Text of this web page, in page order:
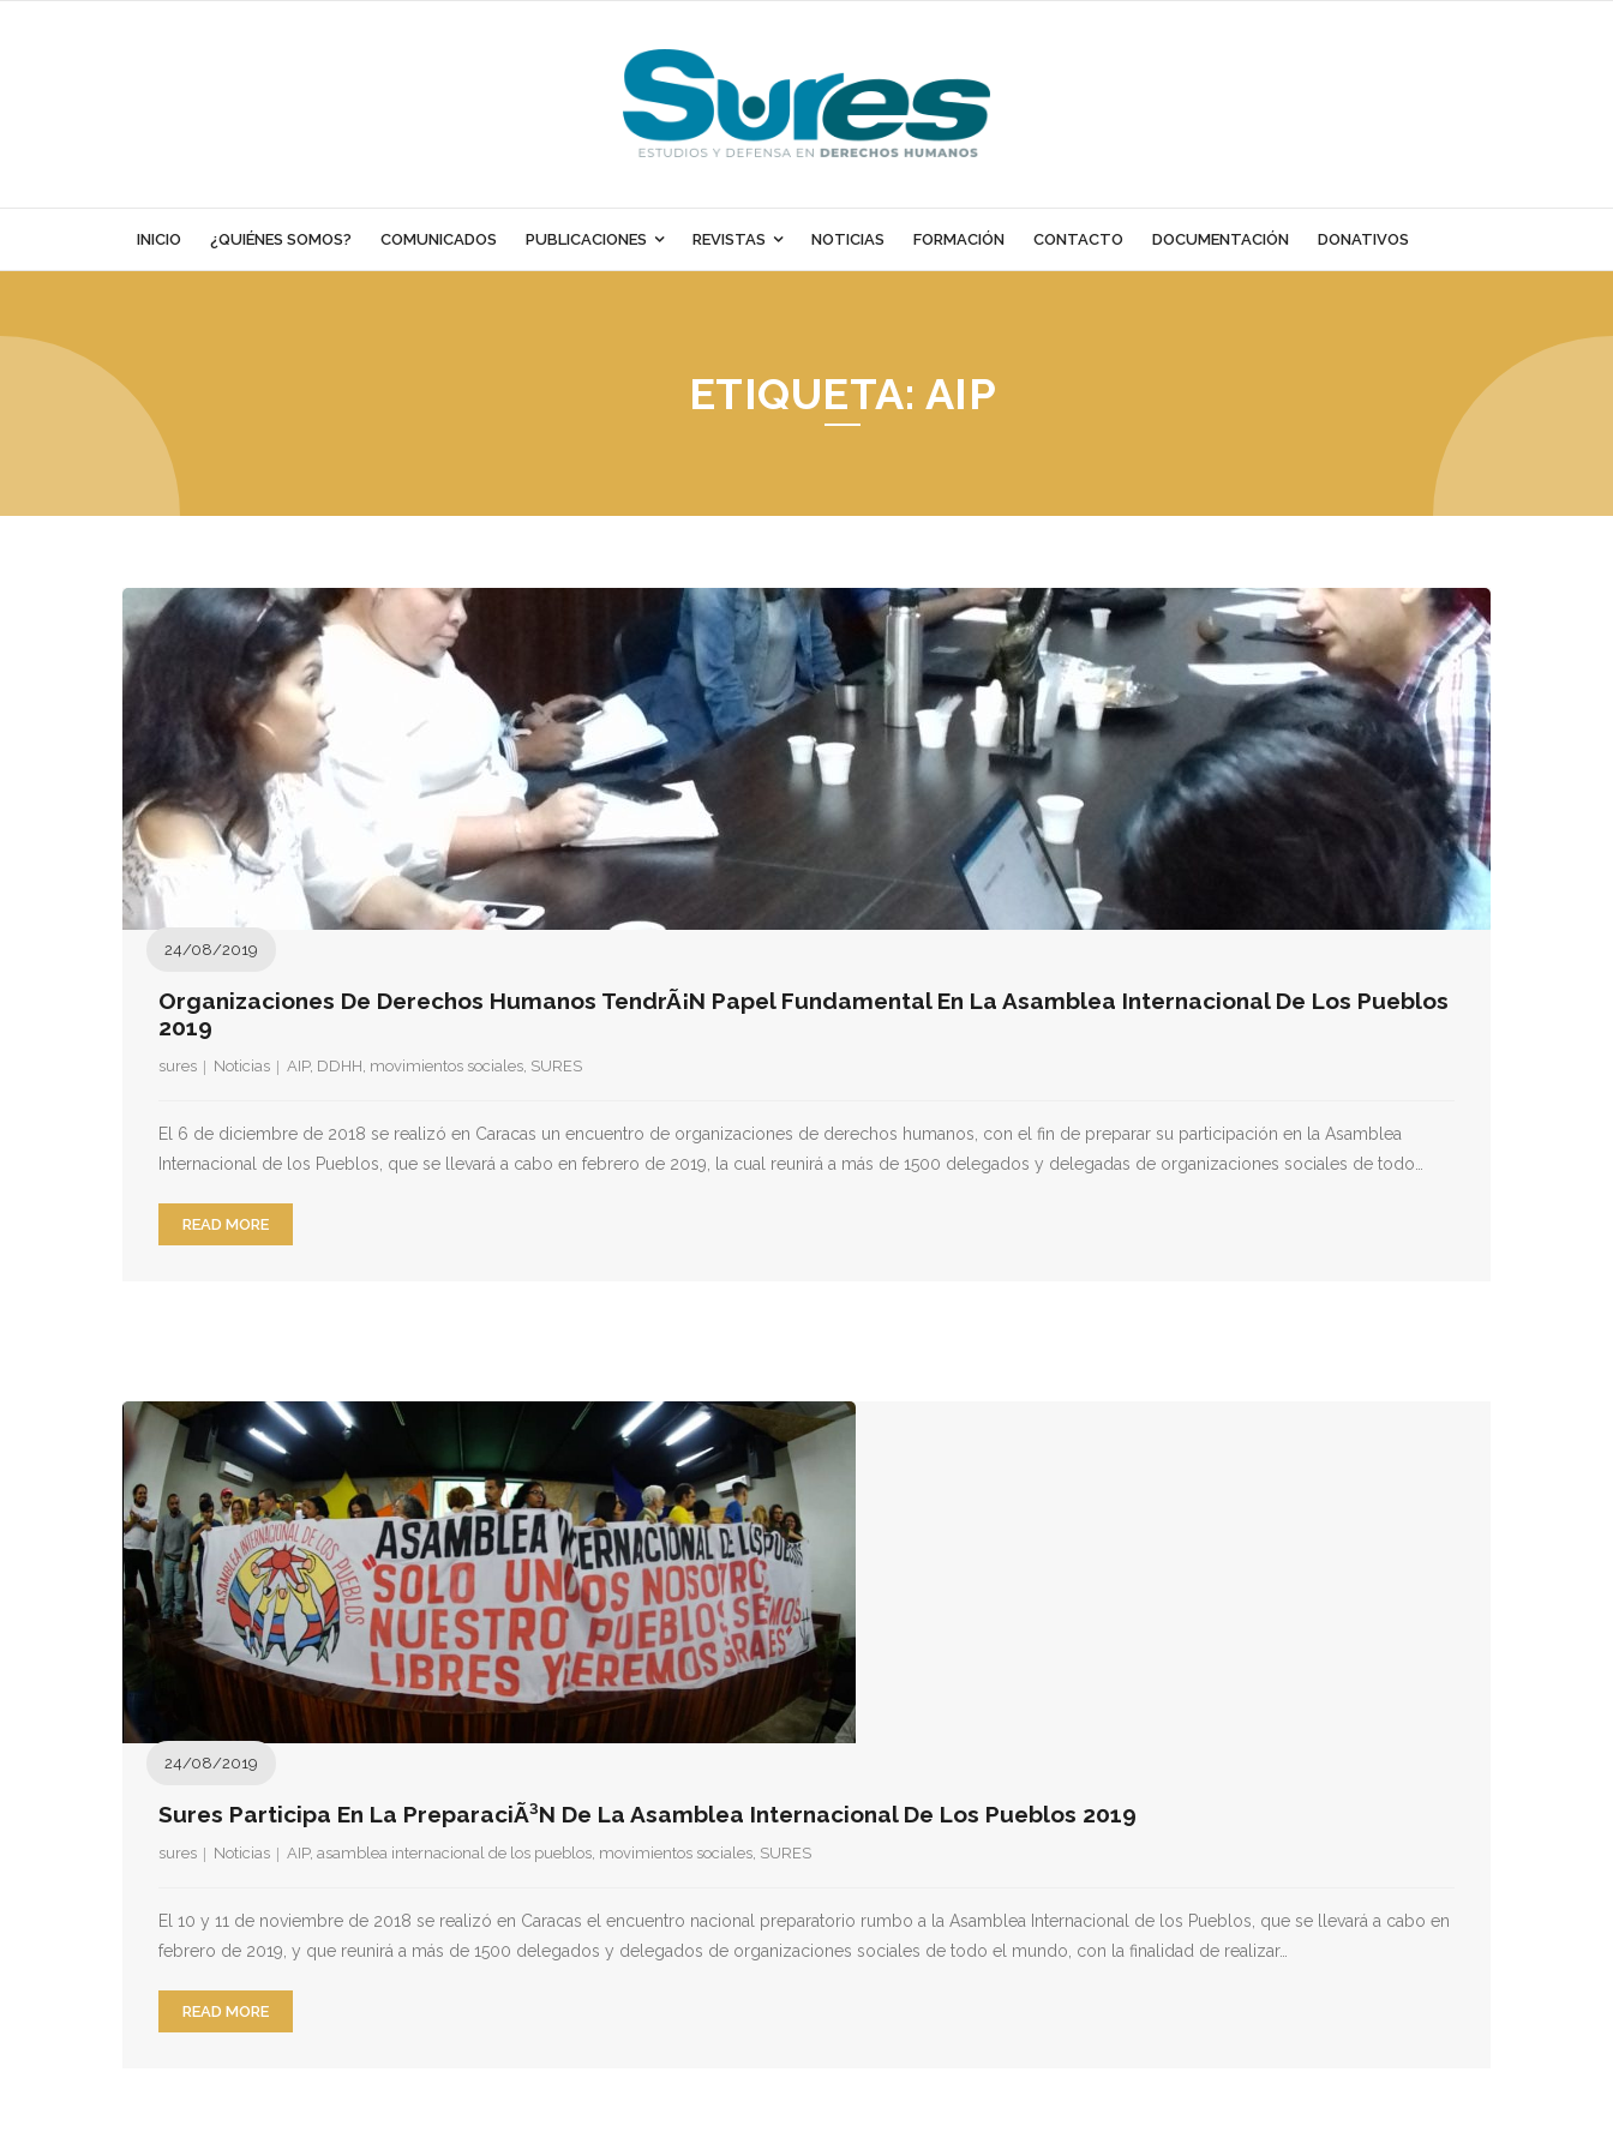
INICIO ¿QUIÉNES SOMOS? COMUNICADOS PUBLICACIONES REVISTAS NOTICIAS FORMACIÓN CONTACTO DOCUMENTACIÓN DONATIVOS
ETIQUETA: AIP
Organizaciones De Derechos Humanos TendrÃ¡n Papel Fundamental En La Asamblea Internacional De Los Pueblos
2019
24/08/2019
sures Noticias AIP, DDHH movimientos sociales SURES
El 6 de diciembre de 2018 se realizó en Caracas un encuentro de organizaciones de derechos humanos, con el fin de preparar su participación en la Asamblea
Internacional de los Pueblos, que se llevará a cabo en febrero de 2019, la cual reunirá a más de 1500 delegados y delegadas de organizaciones sociales de todo…
READ MORE
Sures Participa En La PreparaciÃ³n De La Asamblea Internacional De Los Pueblos 2019
24/08/2019
sures Noticias AIP, asamblea internacional de los pueblos, movimientos sociales, SURES
El 10 y 11 de noviembre de 2018 se realizó en Caracas el encuentro nacional preparatorio rumbo a la Asamblea Internacional de los Pueblos, que se llevará a cabo en
febrero de 2019, y que reunirá a más de 1500 delegados y delegados de organizaciones sociales de todo el mundo, con la finalidad de realizar…
READ MORE